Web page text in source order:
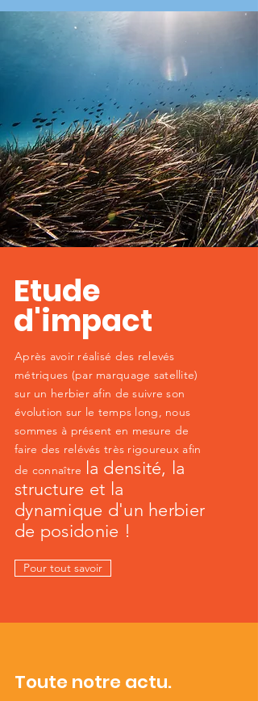
Etude
d'impact
Après avoir réalisé des relevés
métriques (par marquage satellite)
sur un herbier afin de suivre son
évolution sur le temps long, nous
sommes à présent en mesure de
faire des relévés très rigoureux afin
de connaître
la densité, la
structure et la
dynamique d'un herbier
de posidonie !
Pour tout savoir
Toute notre actu.